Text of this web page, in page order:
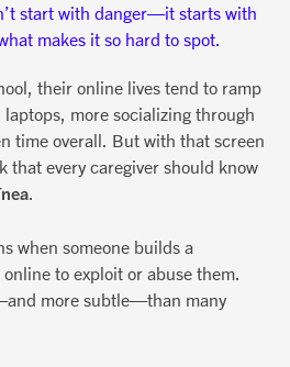
start with danger—it starts with
makes it so hard to spot.
their online lives tend to ramp
more socializing through
time overall. But with that screen
that every caregiver should know
.
when someone builds a
to exploit or abuse them.
more subtle—than many